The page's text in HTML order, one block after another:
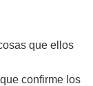
que ellos
confirme los